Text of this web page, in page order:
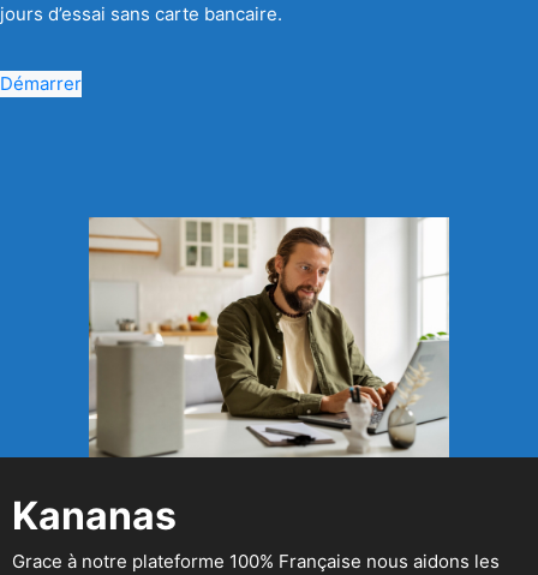
jours d’essai sans carte bancaire.
Démarrer
Kananas
Grace à notre plateforme 100% Française nous aidons les